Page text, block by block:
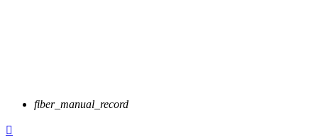
fiber_manual_record
